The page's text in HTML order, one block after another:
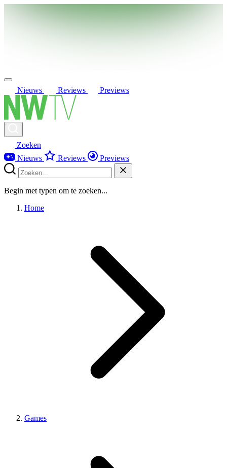
Nieuws Reviews Previews
Zoeken
Nieuws
Reviews Previews
Begin met typen om te zoeken...
Home
Games